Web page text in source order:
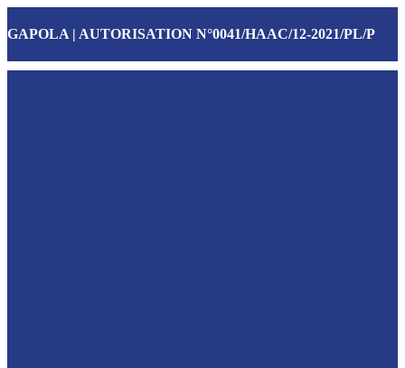
GAPOLA | AUTORISATION N°0041/HAAC/12-2021/PL/P